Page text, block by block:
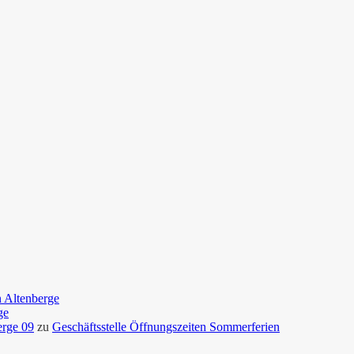
Altenberge
09 zu Geschäftsstelle Öffnungszeiten Sommerferien